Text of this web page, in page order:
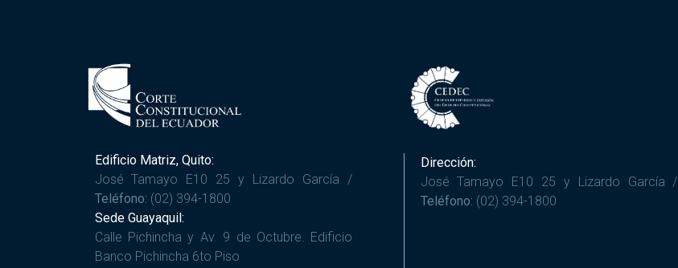
Edificio Matriz, Quito:
José Tamayo E10 25 y Lizardo García /
Teléfono: (02) 394-1800
Sede Guayaquil:
Calle Pichincha y Av. 9 de Octubre. Edificio
Banco Pichincha 6to Piso
Dirección:
José Tamayo E10 25 y Lizardo García /
Teléfono: (02) 394-1800